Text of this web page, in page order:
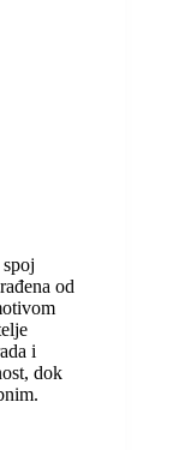
od
i
dok